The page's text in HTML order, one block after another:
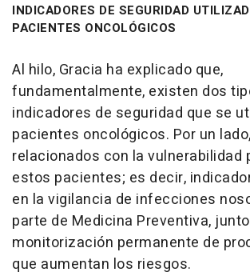
INDICADORES DE SEGURIDAD
PACIENTES ONCOLÓGICOS
Al hilo, Gracia ha explicado que,
fundamentalmente, existen dos
indicadores de seguridad que se
pacientes oncológicos. Por un
relacionados con la vulnerabilidad
estos pacientes; es decir,
en la vigilancia de infecciones
parte de Medicina Preventiva,
monitorización permanente de
que aumentan los riesgos.